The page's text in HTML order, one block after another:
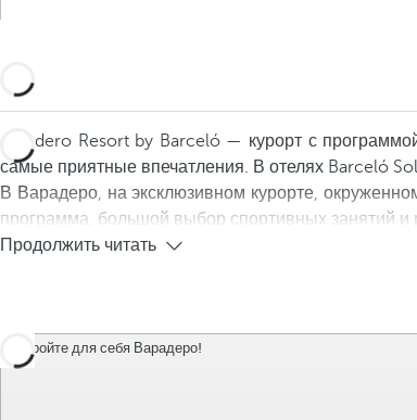
Varadero Resort by Barceló — курорт с
самые приятные впечатления. В отелях Barceló
В Варадеро, на эксклюзивном курорте,
программа, большой выбор спортивных занятий
Продолжить читать
Откройте для себя Варадеро!